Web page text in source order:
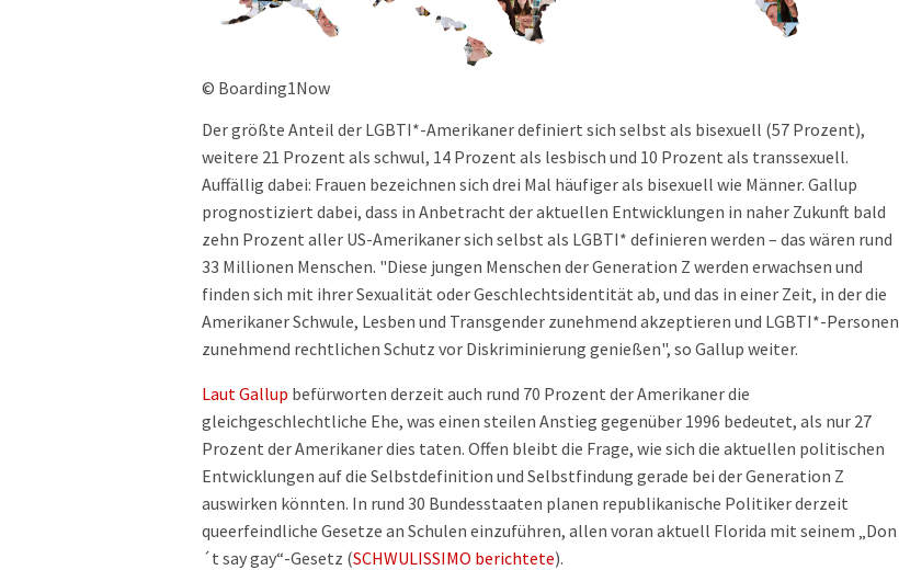
© Boarding1Now
Der größte Anteil der LGBTI*-Amerikaner definiert sich selbst als bisexuell (57 Prozent),
weitere 21 Prozent als schwul, 14 Prozent als lesbisch und 10 Prozent als transsexuell.
Auffällig dabei: Frauen bezeichnen sich drei Mal häufiger als bisexuell wie Männer. Gallup
prognostiziert dabei, dass in Anbetracht der aktuellen Entwicklungen in naher Zukunft bald
zehn Prozent aller US-Amerikaner sich selbst als LGBTI* definieren werden – das wären rund
33 Millionen Menschen. "Diese jungen Menschen der Generation Z werden erwachsen und
finden sich mit ihrer Sexualität oder Geschlechtsidentität ab, und das in einer Zeit, in der die
Amerikaner Schwule, Lesben und Transgender zunehmend akzeptieren und LGBTI*-Personen
zunehmend rechtlichen Schutz vor Diskriminierung genießen", so Gallup weiter.
Laut Gallup befürworten derzeit auch rund 70 Prozent der Amerikaner die
gleichgeschlechtliche Ehe, was einen steilen Anstieg gegenüber 1996 bedeutet, als nur 27
Prozent der Amerikaner dies taten. Offen bleibt die Frage, wie sich die aktuellen politischen
Entwicklungen auf die Selbstdefinition und Selbstfindung gerade bei der Generation Z
auswirken könnten. In rund 30 Bundesstaaten planen republikanische Politiker derzeit
queerfeindliche Gesetze an Schulen einzuführen, allen voran aktuell Florida mit seinem „Don
´t say gay“-Gesetz (SCHWULISSIMO berichtete).